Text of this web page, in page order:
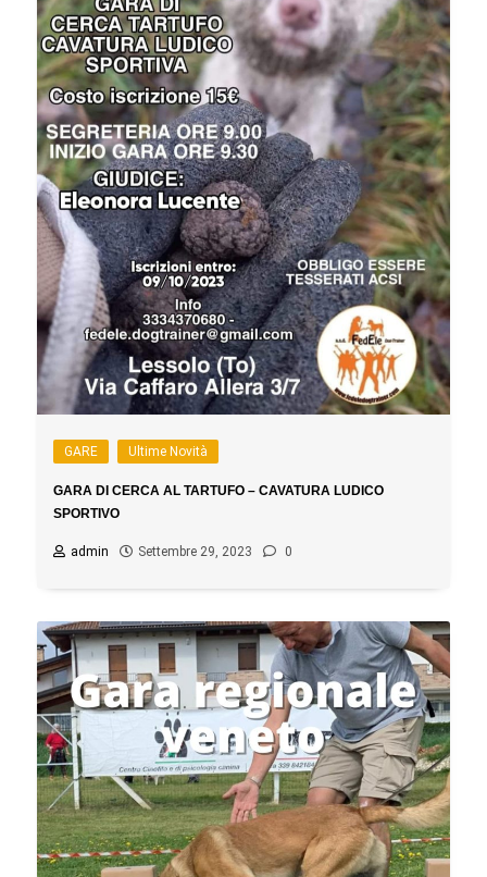
GARE Ultime Novità
GARA DI CERCA AL TARTUFO – CAVATURA LUDICO
SPORTIVO
admin Settembre 29, 2023 0